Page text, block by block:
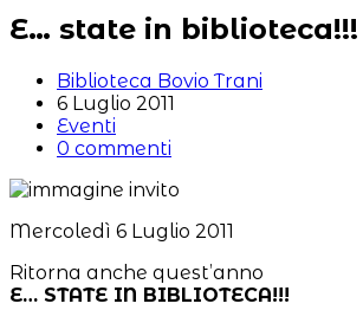
E… state in biblioteca!!!
Autore
dell'articolo:
Biblioteca Bovio Trani
Articolo
pubblicato:
6 Luglio 2011
Categoria
dell'articolo:
Eventi
Commenti
0 commenti
Mercoledì 6 Luglio 2011
Ritorna anche quest’anno
E… STATE IN BIBLIOTECA!!!